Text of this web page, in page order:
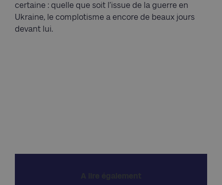
certaine : quelle que soit l’issue de la guerre en
Ukraine, le complotisme a encore de beaux jours
devant lui.